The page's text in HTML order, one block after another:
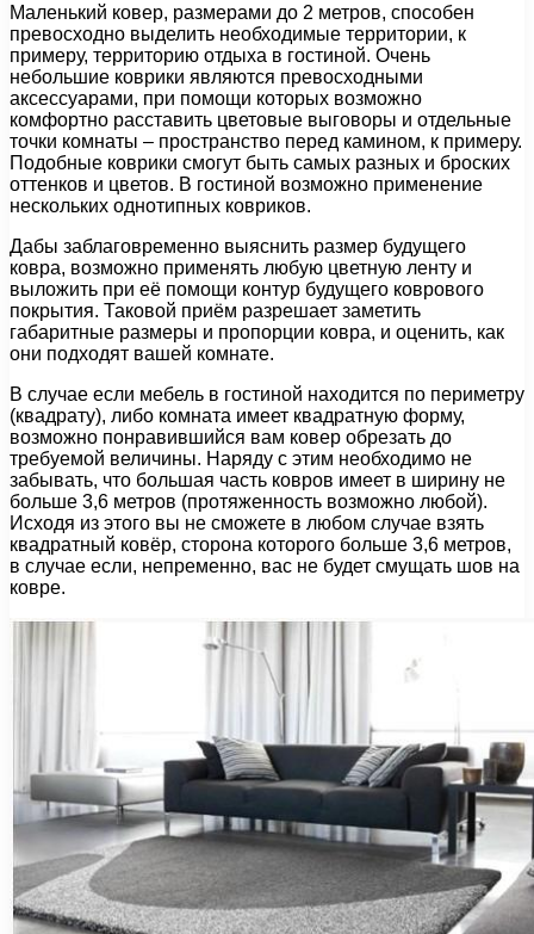
Маленький ковер, размерами до 2 метров, способен
превосходно выделить необходимые территории, к
примеру, территорию отдыха в гостиной. Очень
небольшие коврики являются превосходными
аксессуарами, при помощи которых возможно
комфортно расставить цветовые выговоры и отдельные
точки комнаты – пространство перед камином, к примеру.
Подобные коврики смогут быть самых разных и броских
оттенков и цветов. В гостиной возможно применение
нескольких однотипных ковриков.
Дабы заблаговременно выяснить размер будущего
ковра, возможно применять любую цветную ленту и
выложить при её помощи контур будущего коврового
покрытия. Таковой приём разрешает заметить
габаритные размеры и пропорции ковра, и оценить, как
они подходят вашей комнате.
В случае если мебель в гостиной находится по периметру
(квадрату), либо комната имеет квадратную форму,
возможно понравившийся вам ковер обрезать до
требуемой величины. Наряду с этим необходимо не
забывать, что большая часть ковров имеет в ширину не
больше 3,6 метров (протяженность возможно любой).
Исходя из этого вы не сможете в любом случае взять
квадратный ковёр, сторона которого больше 3,6 метров,
в случае если, непременно, вас не будет смущать шов на
ковре.